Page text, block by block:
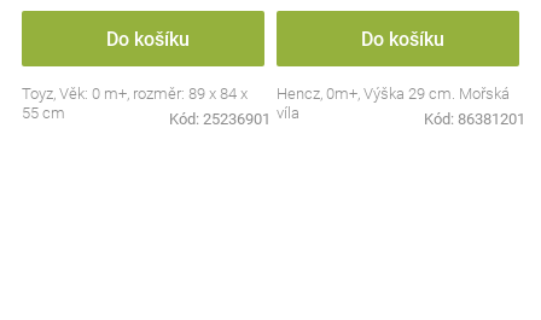
Do košíku
Toyz, Věk: 0 m+, rozměr: 89 x 84 x
55 cm
Kód: 25236901
Do košíku
Hencz, 0m+, Výška 29 cm. Mořská
víla
Kód: 86381201